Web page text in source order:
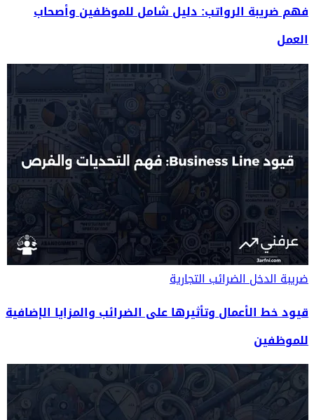
فهم ضريبة الرواتب: دليل شامل للموظفين وأصحاب
العمل
ضريبة الدخلالضرائب التجارية
قيود خط الأعمال وتأثيرها على الضرائب والمزايا الإضافية
للموظفين